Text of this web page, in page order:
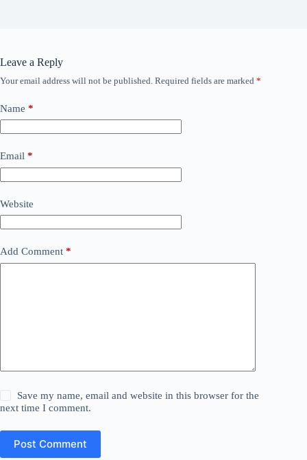
Leave a Reply
Your email address will not be published. Required fields are marked *
Name *
Email *
Website
Add Comment *
Save my name, email and website in this browser for the
next time I comment.
Post Comment